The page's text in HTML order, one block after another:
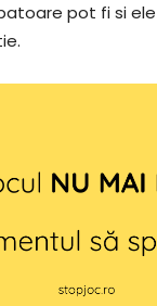
pot fi si